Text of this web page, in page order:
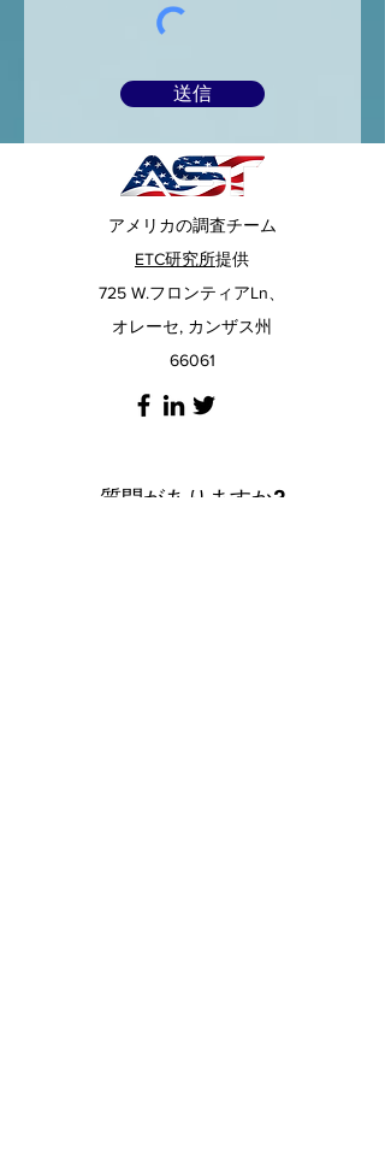
送信
アメリカの調査チーム
ETC研究所提供
725 W.フロンティアLn、
オレーセ, カンザス州
66061
質問がありますか?